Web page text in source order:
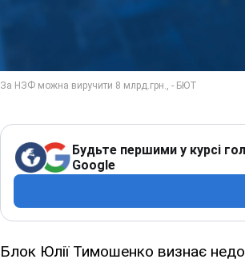
Будьте першими у курсі
Google
Блок Юлії Тимошенко визнає